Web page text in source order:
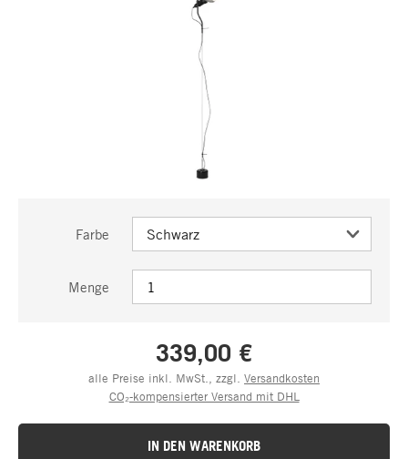
Farbe
Menge
339,00 €
alle Preise inkl. MwSt., zzgl. Versandkosten
CO₂-kompensierter Versand mit DHL
IN DEN WARENKORB